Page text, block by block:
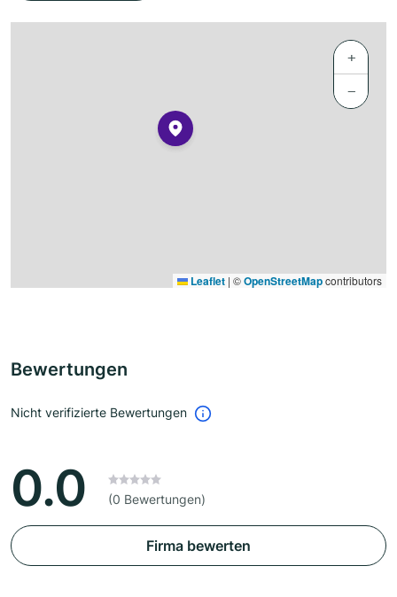
+
−
Leaflet | ©OpenStreetMapcontributors
Bewertungen
Nicht verifizierte Bewertungen
0.0 (0 Bewertungen)
Firma bewerten